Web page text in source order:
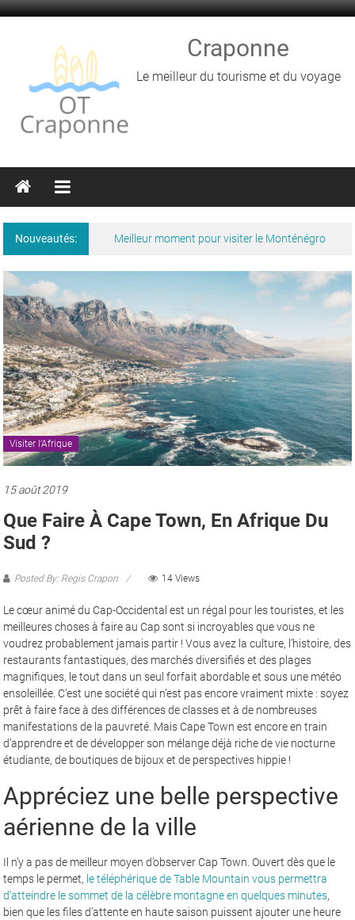
Skip
Craponne
Le meilleur du tourisme et du voyage
Nouveautés: Meilleur moment pour visiter le Monténégro
Visiter l'Afrique
15 août 2019
Que Faire À Cape Town, En Afrique Du
Sud ?
Posted By: Regis Crapon 14 Views
Le cœur animé du Cap-Occidental est un régal pour les touristes, et les
meilleures choses à faire au Cap sont si incroyables que vous ne
voudrez probablement jamais partir ! Vous avez la culture, l’histoire, des
restaurants fantastiques, des marchés diversifiés et des plages
magnifiques, le tout dans un seul forfait abordable et sous une météo
ensoleillée. C’est une société qui n’est pas encore vraiment mixte : soyez
prêt à faire face à des différences de classes et à de nombreuses
manifestations de la pauvreté. Mais Cape Town est encore en train
d’apprendre et de développer son mélange déjà riche de vie nocturne
étudiante, de boutiques de bijoux et de perspectives hippie !
Appréciez une belle perspective
aérienne de la ville
Il n’y a pas de meilleur moyen d’observer Cap Town. Ouvert dès que le
temps le permet, le téléphérique de Table Mountain vous permettra
d’atteindre le sommet de la célèbre montagne en quelques minutes,
bien que les files d’attente en haute saison puissent ajouter une heure